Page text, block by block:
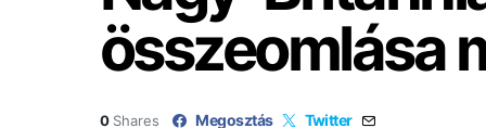
összeomlása
0 Shares Megosztás Twitter